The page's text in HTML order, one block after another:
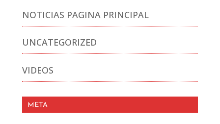
NOTICIAS PAGINA PRINCIPAL
UNCATEGORIZED
VIDEOS
META